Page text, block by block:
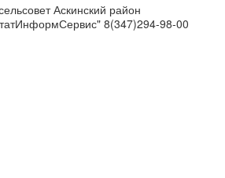
Аскинский район
8(347)294-98-00